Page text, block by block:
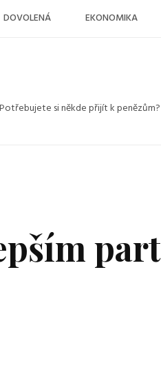
DOVOLENÁ EKONOMIKA
Potřebujete si někde přijít k